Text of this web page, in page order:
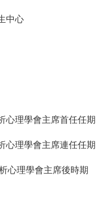
中心
心理學會主席首任任期
心理學會主席連任任期
心理學會主席後時期